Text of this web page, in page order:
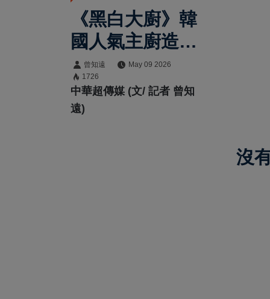
《黑白大廚》韓
國人氣主廚造訪
臺北南門市場
大讚市場美食助
攻臺北觀光熱潮
曾知遠
May 09 2026
1726
中華超傳媒 (文/ 記者 曾知
遠)
沒